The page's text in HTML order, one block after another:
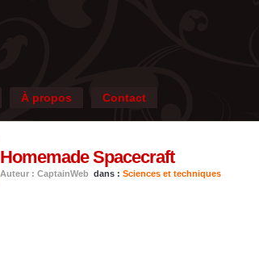
À propos Contact
Homemade Spacecraft
Auteur : CaptainWeb dans : Sciences et techniques